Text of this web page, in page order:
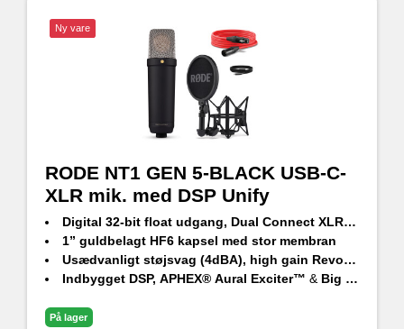
Ny vare
RODE NT1 GEN 5-BLACK USB-C-
XLR mik. med DSP Unify
Digital 32-bit floatudgang, Dual Connect XLR og USB tilslutning
1” guldbelagt HF6 kapsel med stor membran
Usædvanligt støjsvag (4dBA), high gain Revolution Preamp™
Indbygget DSP, APHEX® Aural Exciter™ &Big Bottom™
På lager